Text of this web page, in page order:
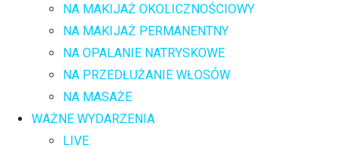
NA MAKIJAŻ OKOLICZNOŚCIOWY
NA MAKIJAŻ PERMANENTNY
NA OPALANIE NATRYSKOWE
NA PRZEDŁUŻANIE WŁOSÓW
NA MASAŻE
WAŻNE WYDARZENIA
LIVE